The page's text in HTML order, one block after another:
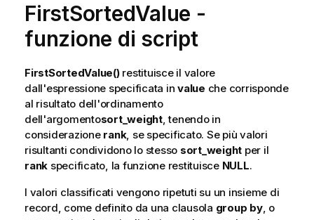
FirstSortedValue -
funzione di script
FirstSortedValue()restituisce il valore
dall'espressione specificata in value che corrisponde
al risultato dell'ordinamento
dell'argomentosort_weight, tenendo in
considerazione rank, se specificato. Se più valori
risultanti condividono lo stesso sort_weight per il
rank specificato, la funzione restituisce NULL.
I valori classificati vengono ripetuti su un insieme di
record, come definito da una clausola group by, o